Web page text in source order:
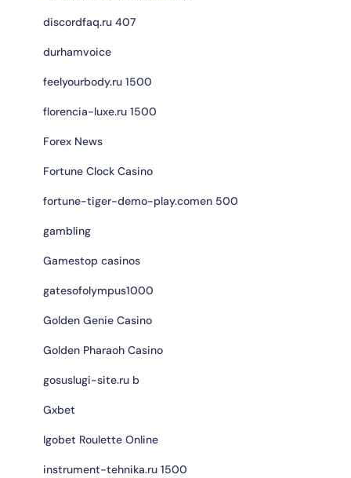
discordfaq.ru 407
durhamvoice
feelyourbody.ru 1500
florencia-luxe.ru 1500
Forex News
Fortune Clock Casino
fortune-tiger-demo-play.comen 500
gambling
Gamestop casinos
gatesofolympus1000
Golden Genie Casino
Golden Pharaoh Casino
gosuslugi-site.ru b
Gxbet
Igobet Roulette Online
instrument-tehnika.ru 1500